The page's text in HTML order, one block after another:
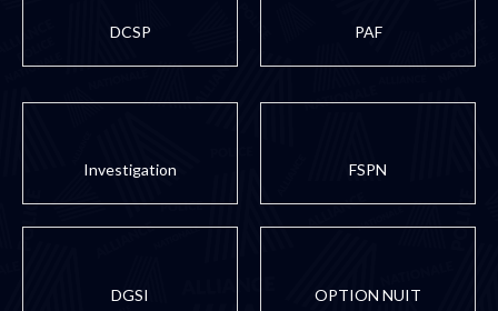
DCSP PAF
Investigation FSPN
DGSI OPTION NUIT